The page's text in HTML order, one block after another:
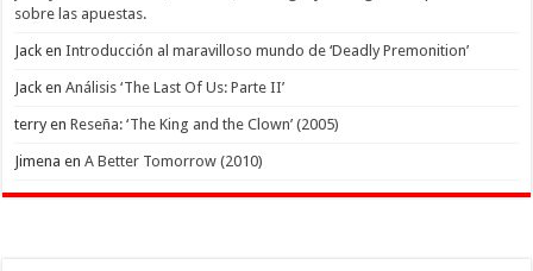
sobre las apuestas.
Jack enIntroducción al maravilloso mundo de ‘Deadly Premonition’
Jack enAnálisis ‘The Last Of Us: Parte II’
terryenReseña: ‘The King and the Clown’ (2005)
Jimena enA Better Tomorrow (2010)